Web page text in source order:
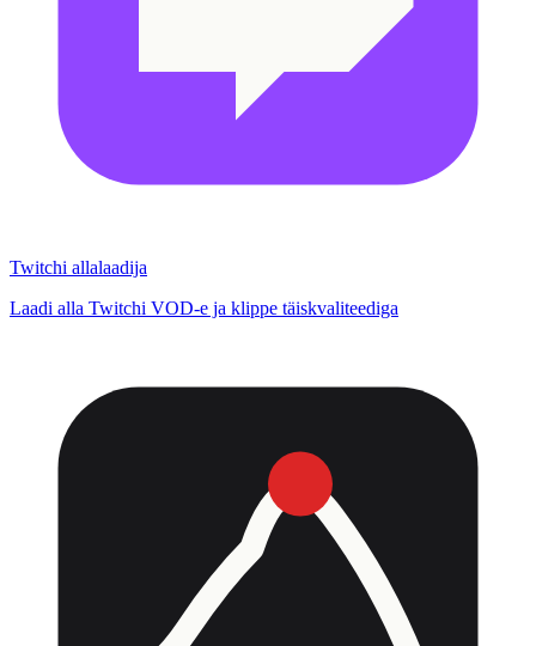
Twitchi allalaadija
Laadi alla Twitchi VOD-e ja klippe täiskvaliteediga